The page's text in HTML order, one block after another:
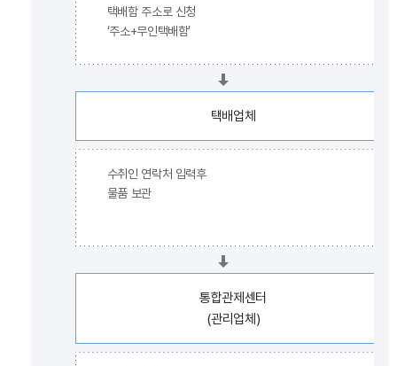
택배함 주소로 신청
‘주소+무인택배함’
택배업체
수취인 연락처 입력후
물품 보관
통합관제센터
(관리업체)